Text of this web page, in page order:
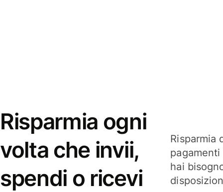
Risparmia ogni
volta che invii,
spendi o ricevi
Risparmia
hai